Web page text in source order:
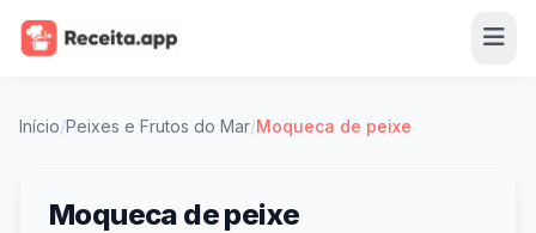
Início/Peixes e Frutos do Mar/Moqueca de peixe
Moqueca de peixe